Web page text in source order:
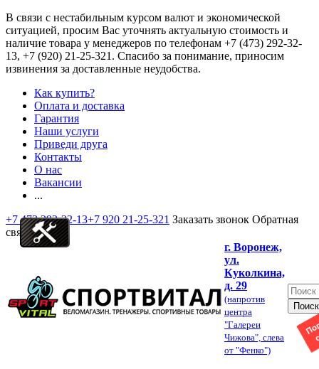
В связи с нестабильным курсом валют и экономической
ситуацией, просим Вас уточнять актуальную стоимость и
наличие товара у менеджеров по телефонам +7 (473) 292-32-
13, +7 (920) 21-25-321 . Спасибо за понимание, приносим
извинения за доставленные неудобства.
Как купить?
Оплата и доставка
Гарантия
Наши услуги
Приведи друга
Контакты
О нас
Вакансии
...
+7 473 292-32-13+7 920 21-25-321 Заказать звонок Обратная
связь
г. Воронеж,
ул.
Куколкина,
д. 29
(напротив
центра
"Галереи
Чижова", слева
от "Фенко")